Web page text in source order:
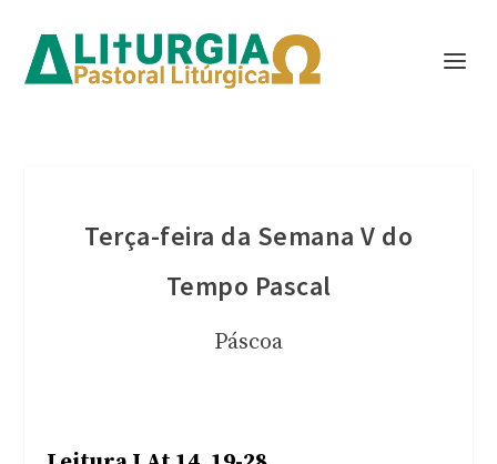
Terça-feira da Semana V do
Tempo Pascal
Páscoa